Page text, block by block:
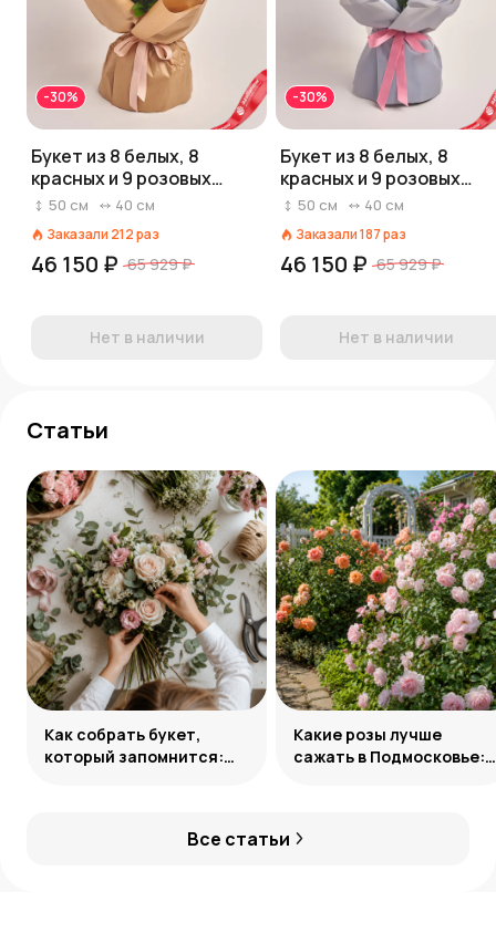
-30%
Букет из 8 белых, 8
красных и 9 розовых
пионов в крафте
50 см 40 см
Заказали 212раз
46 150 ₽ 65 929 ₽
Нет в наличии
-30%
Букет из 8 белых, 8
красных и 9 розовых
пионов в серой пленке
50 см 40 см
Заказали187раз
46 150 ₽ 65 929 ₽
Нет в наличии
Статьи
Все статьи
Как собрать букет,
который запомнится:
Какие розы лучше
сажать в Подмосковье: